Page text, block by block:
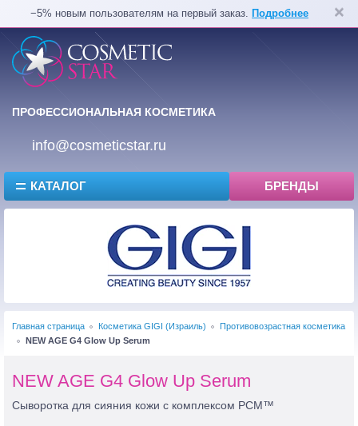
−5% новым пользователям на первый заказ. Подробнее
ПРОФЕССИОНАЛЬНАЯ КОСМЕТИКА
info@cosmeticstar.ru
КАТАЛОГ БРЕНДЫ
Главная страница Косметика GIGI (Израиль)
Противовозрастная косметика
NEW AGE G4 Glow Up Serum
NEW AGE G4 Glow Up Serum
Сыворотка для сияния кожи с комплексом PCM™